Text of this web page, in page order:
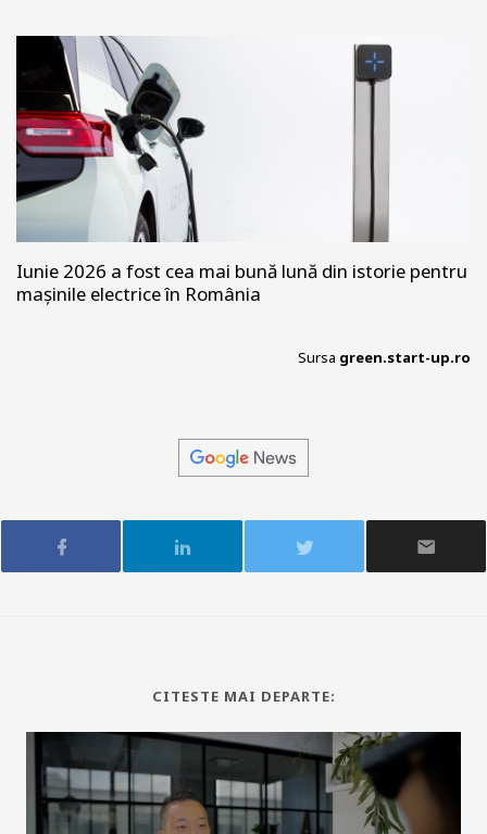
Iunie 2026 a fost cea mai bună lună din istorie pentru
mașinile electrice în România
Sursa green.start-up.ro
CITESTE MAI DEPARTE: